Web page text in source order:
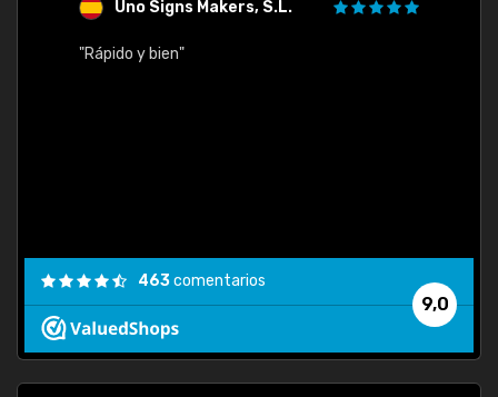
Uno Signs Makers, S.L.
"Rápido y bien"
9,0
463comentarios